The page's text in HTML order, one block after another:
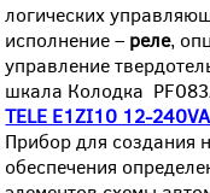
логических
исполнение – реле,
управление
шкала Колодка
TELE E1ZI10 12-
Прибор для создания
обеспечения